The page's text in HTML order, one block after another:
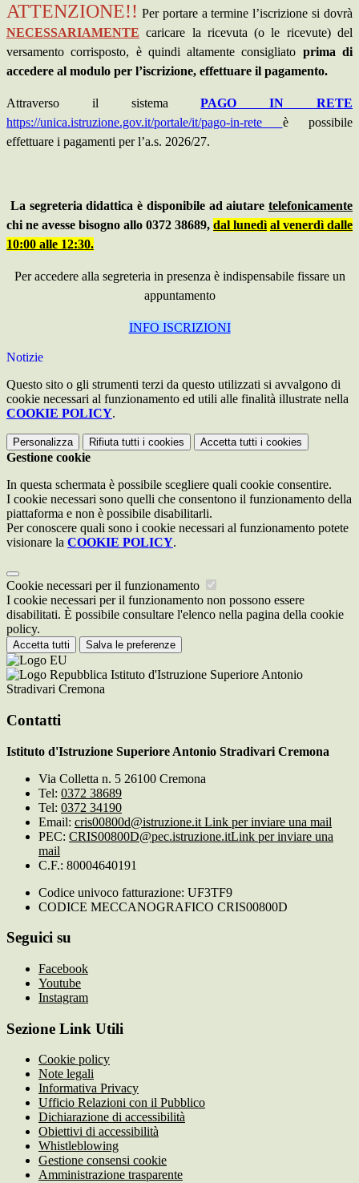
ATTENZIONE!! Per portare a termine l’iscrizione si dovrà
NECESSARIAMENTE caricare la ricevuta (o le ricevute) del
versamento corrisposto, è quindi altamente consigliato prima di
accedere al modulo per l’iscrizione, effettuare il pagamento.
Attraverso il sistemaPAGO IN RETE
https://unica.istruzione.gov.it/portale/it/pago-in-rete è possibile
effettuare i pagamenti per l’a.s. 2026/27.
La segreteria didattica è disponibile ad aiutare telefonicamente
chi ne avesse bisogno allo 0372 38689, dal lunedì al venerdì dalle
10:00 alle 12:30.
Per accedere alla segreteria in presenza è indispensabile fissare un
appuntamento
INFO ISCRIZIONI
Notizie
Questo sito o gli strumenti terzi da questo utilizzati si avvalgono di
cookie necessari al funzionamento ed utili alle finalità illustrate nella
COOKIE POLICY.
Personalizza Rifiuta tutti i cookies Accetta tutti i cookies
Gestione cookie
In questa schermata è possibile scegliere quali cookie consentire.
I cookie necessari sono quelli che consentono il funzionamento della
piattaforma e non è possibile disabilitarli.
Per conoscere quali sono i cookie necessari al funzionamento potete
visionare la COOKIE POLICY.
Cookie necessari per il funzionamento
I cookie necessari per il funzionamento non possono essere
disabilitati. È possibile consultare l'elenco nella pagina della cookie
policy.
Accetta tutti Salva le preferenze
Istituto d'Istruzione Superiore Antonio
Stradivari Cremona
Contatti
Istituto d'Istruzione Superiore Antonio Stradivari Cremona
Via Colletta n. 5 26100 Cremona
Tel: 0372 38689
Tel: 0372 34190
Email: cris00800d@istruzione.it Link per inviare una mail
PEC: CRIS00800D@pec.istruzione.itLink per inviare una
mail
C.F.: 80004640191
Codice univoco fatturazione: UF3TF9
CODICE MECCANOGRAFICO CRIS00800D
Seguici su
Facebook
Youtube
Instagram
Sezione Link Utili
Cookie policy
Note legali
Informativa Privacy
Ufficio Relazioni con il Pubblico
Dichiarazione di accessibilità
Obiettivi di accessibilità
Whistleblowing
Gestione consensi cookie
Amministrazione trasparente